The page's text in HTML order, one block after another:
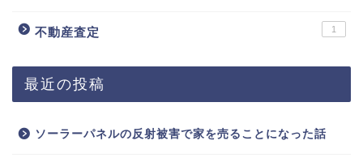
不動産査定 1
最近の投稿
ソーラーパネルの反射被害で家を売ることになった話